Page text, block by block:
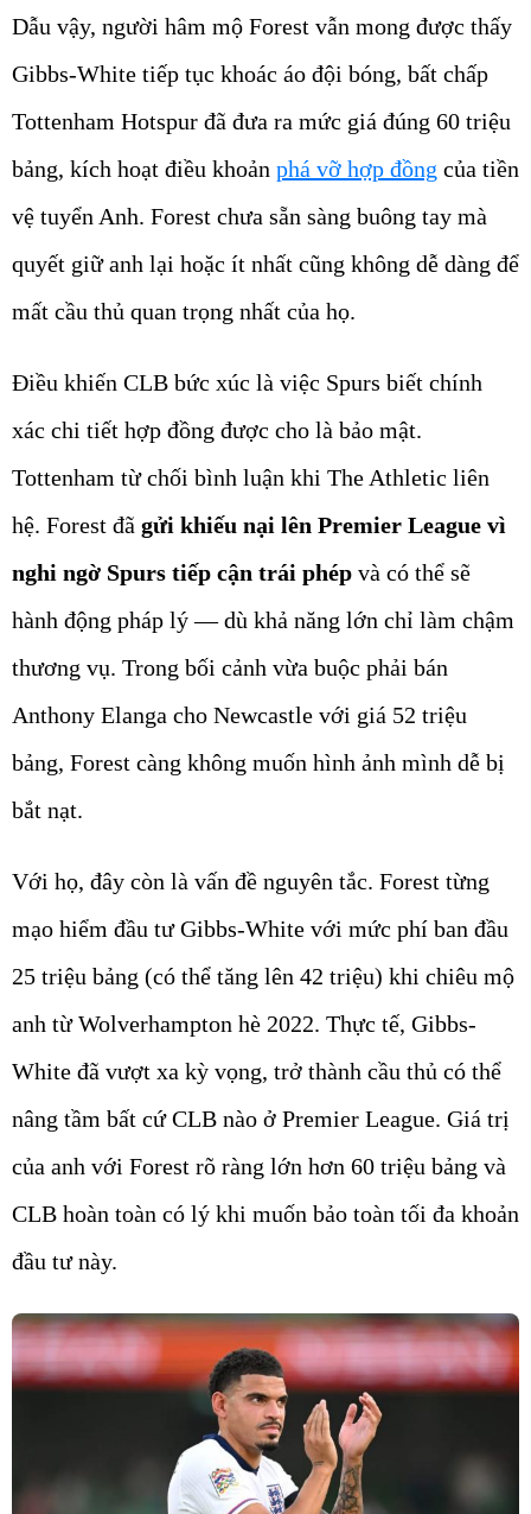
Dẫu vậy, người hâm mộ Forest vẫn mong được thấy
Gibbs-White tiếp tục khoác áo đội bóng, bất chấp
Tottenham Hotspur đã đưa ra mức giá đúng 60 triệu
bảng, kích hoạt điều khoản phá vỡ hợp đồng của tiền
vệ tuyển Anh. Forest chưa sẵn sàng buông tay mà
quyết giữ anh lại hoặc ít nhất cũng không dễ dàng để
mất cầu thủ quan trọng nhất của họ.
Điều khiến CLB bức xúc là việc Spurs biết chính
xác chi tiết hợp đồng được cho là bảo mật.
Tottenham từ chối bình luận khi The Athletic liên
hệ. Forest đã gửi khiếu nại lên Premier League vì
nghi ngờ Spurs tiếp cận trái phép và có thể sẽ
hành động pháp lý — dù khả năng lớn chỉ làm chậm
thương vụ. Trong bối cảnh vừa buộc phải bán
Anthony Elanga cho Newcastle với giá 52 triệu
bảng, Forest càng không muốn hình ảnh mình dễ bị
bắt nạt.
Với họ, đây còn là vấn đề nguyên tắc. Forest từng
mạo hiểm đầu tư Gibbs-White với mức phí ban đầu
25 triệu bảng (có thể tăng lên 42 triệu) khi chiêu mộ
anh từ Wolverhampton hè 2022. Thực tế, Gibbs-
White đã vượt xa kỳ vọng, trở thành cầu thủ có thể
nâng tầm bất cứ CLB nào ở Premier League. Giá trị
của anh với Forest rõ ràng lớn hơn 60 triệu bảng và
CLB hoàn toàn có lý khi muốn bảo toàn tối đa khoản
đầu tư này.